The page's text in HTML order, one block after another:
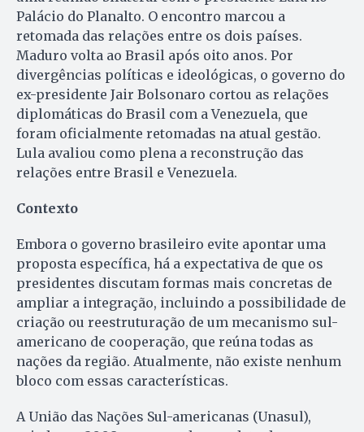
Palácio do Planalto. O encontro marcou a
retomada das relações entre os dois países.
Maduro volta ao Brasil após oito anos. Por
divergências políticas e ideológicas, o governo do
ex-presidente Jair Bolsonaro cortou as relações
diplomáticas do Brasil com a Venezuela, que
foram oficialmente retomadas na atual gestão.
Lula avaliou como plena a reconstrução das
relações entre Brasil e Venezuela.
Contexto
Embora o governo brasileiro evite apontar uma
proposta específica, há a expectativa de que os
presidentes discutam formas mais concretas de
ampliar a integração, incluindo a possibilidade de
criação ou reestruturação de um mecanismo sul-
americano de cooperação, que reúna todas as
nações da região. Atualmente, não existe nenhum
bloco com essas características.
A União das Nações Sul-americanas (Unasul),